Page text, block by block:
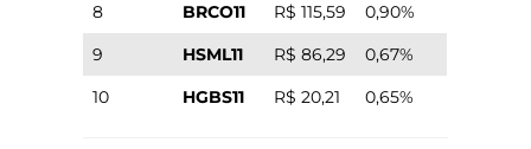
8
BRCO11 R$ 115,59
0,90%
9
HSML11 R$ 86,29
0,67%
10
HGBS11 R$ 20,21 0,65%